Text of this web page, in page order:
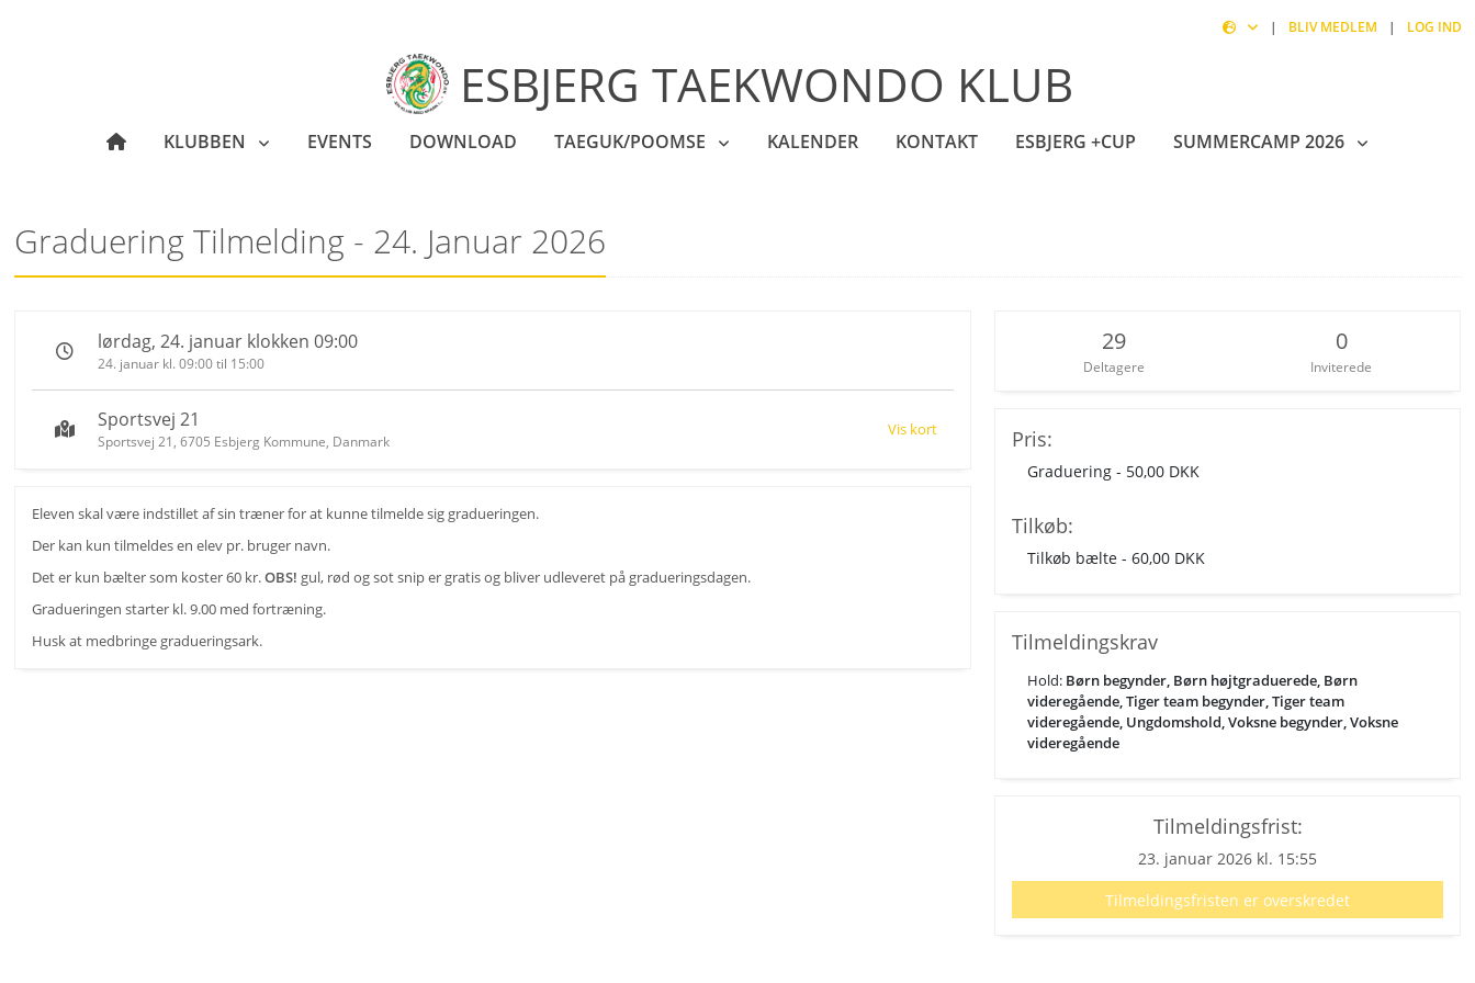
| BLIV MEDLEM | LOG IND
ESBJERG TAEKWONDO KLUB
KLUBBEN EVENTS DOWNLOAD TAEGUK/POOMSE KALENDER KONTAKT ESBJERG +CUP SUMMERCAMP 2026
Graduering Tilmelding - 24. Januar 2026
lørdag, 24. januar klokken 09:00
24. januar kl. 09:00 til 15:00
Sportsvej 21
Sportsvej 21, 6705 Esbjerg Kommune, Danmark
Vis kort
Eleven skal være indstillet af sin træner for at kunne tilmelde sig gradueringen.
Der kan kun tilmeldes en elev pr. bruger navn.
Det er kun bælter som koster 60 kr.OBS! gul, rød og sot snip er gratis og bliver udleveret på gradueringsdagen.
Gradueringen starter kl. 9.00 med fortræning.
Husk at medbringe gradueringsark.
29
Deltagere
0
Inviterede
Pris:
Graduering - 50,00 DKK
Tilkøb:
Tilkøb bælte - 60,00 DKK
Tilmeldingskrav
Hold: Børn begynder, Børn højtgraduerede, Børn
videregående, Tiger team begynder, Tiger team
videregående, Ungdomshold, Voksne begynder, Voksne
videregående
Tilmeldingsfrist:
23. januar 2026 kl. 15:55
Tilmeldingsfristen er overskredet